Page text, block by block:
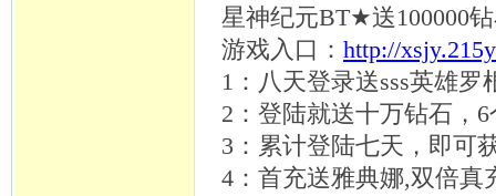
星神纪元BT★送100000
游戏入口： http://
1：八天登录送sss英雄
2：登陆就送十万钻石，
3：累计登陆七天，即可
4：首充送雅典娜,双倍真